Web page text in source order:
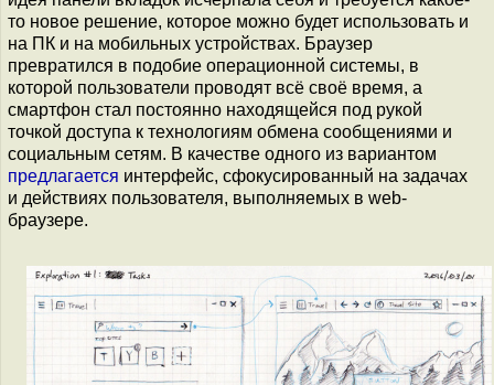
то новое решение, которое можно будет использовать и
на ПК и на мобильных устройствах. Браузер
превратился в подобие операционной системы, в
которой пользователи проводят всё своё время, а
смартфон стал постоянно находящейся под рукой
точкой доступа к технологиям обмена сообщениями и
социальным сетям. В качестве одного из вариантом
предлагается интерфейс, сфокусированный на задачах
и действиях пользователя, выполняемых в web-
браузере.